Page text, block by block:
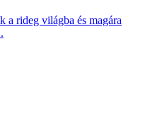
a rideg világba és magára